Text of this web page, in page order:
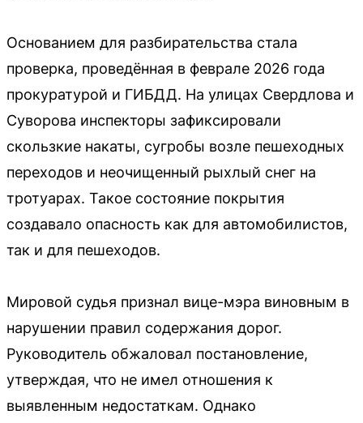
Основанием для разбирательства стала
проверка, проведённая в феврале 2026 года
прокуратурой и ГИБДД. На улицах Свердлова и
Суворова инспекторы зафиксировали
скользкие накаты, сугробы возле пешеходных
переходов и неочищенный рыхлый снег на
тротуарах. Такое состояние покрытия
создавало опасность как для автомобилистов,
так и для пешеходов.
Мировой судья признал вице-мэра виновным в
нарушении правил содержания дорог.
Руководитель обжаловал постановление,
утверждая, что не имел отношения к
выявленным недостаткам. Однако